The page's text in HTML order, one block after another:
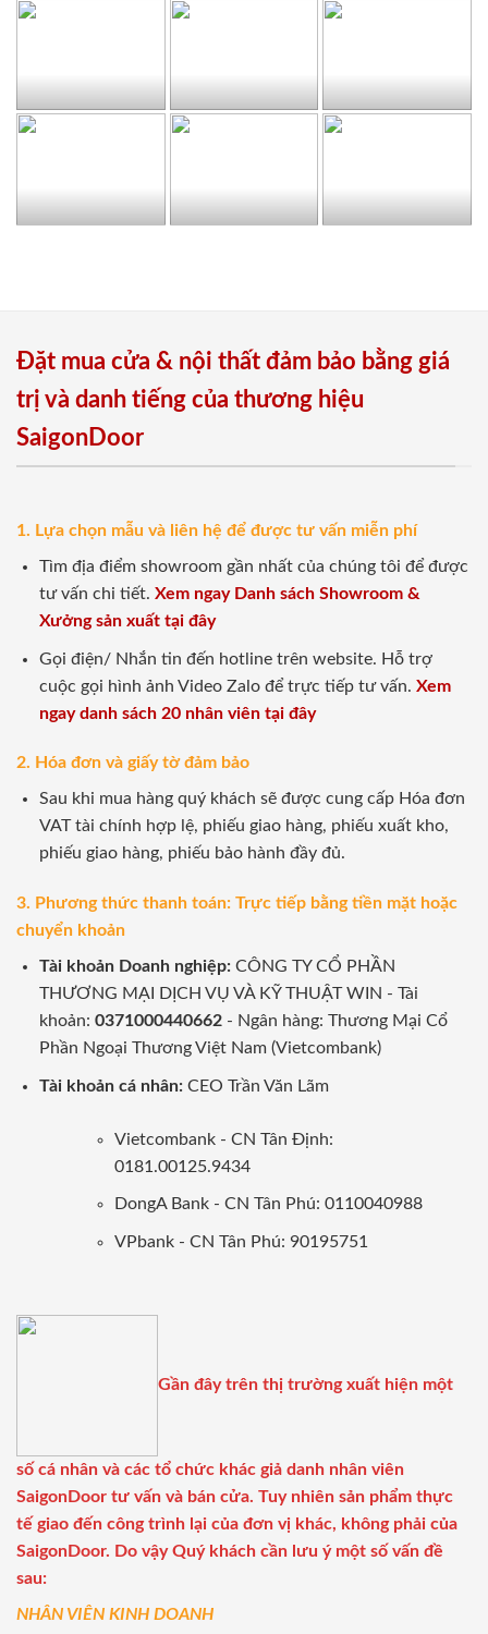
Đặt mua cửa & nội thất đảm bảo bằng giá
trị và danh tiếng của thương hiệu
SaigonDoor
1. Lựa chọn mẫu và liên hệ để được tư vấn miễn phí
Tìm địa điểm showroom gần nhất của chúng tôi để được
tư vấn chi tiết. Xem ngay Danh sách Showroom &
Xưởng sản xuất tại đây
Gọi điện/ Nhắn tin đến hotline trên website. Hỗ trợ
cuộc gọi hình ảnh Video Zalo để trực tiếp tư vấn. Xem
ngay danh sách 20 nhân viên tại đây
2. Hóa đơn và giấy tờ đảm bảo
Sau khi mua hàng quý khách sẽ được cung cấp Hóa đơn
VAT tài chính hợp lệ, phiếu giao hàng, phiếu xuất kho,
phiếu giao hàng, phiếu bảo hành đầy đủ.
3. Phương thức thanh toán: Trực tiếp bằng tiền mặt hoặc
chuyển khoản
Tài khoản Doanh nghiệp:CÔNG TY CỔ PHẦN
THƯƠNG MẠI DỊCH VỤ VÀ KỸ THUẬT WIN - Tài
khoản: 0371000440662- Ngân hàng: Thương Mại Cổ
Phần Ngoại Thương Việt Nam (Vietcombank)
Tài khoản cá nhân: CEO Trần Văn Lãm
Vietcombank - CN Tân Định:
0181.00125.9434
DongA Bank - CN Tân Phú: 0110040988
VPbank - CN Tân Phú: 90195751
Gần đây trên thị trường xuất hiện một
số cá nhân và các tổ chức khác giả danh nhân viên
SaigonDoor tư vấn và bán cửa. Tuy nhiên sản phẩm thực
tế giao đến công trình lại của đơn vị khác, không phải của
SaigonDoor. Do vậy Quý khách cần lưu ý một số vấn đề
sau:
NHÂN VIÊN KINH DOANH